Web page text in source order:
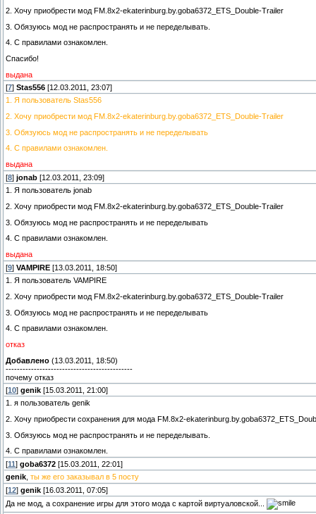
2. Хочу приобрести мод FM.8x2-ekaterinburg.by.goba6372_ETS_Double-Trailer
3. Обязуюсь мод не распространять и не переделывать.
4. C правилами ознакомлен.
Спасибо!
выдана
[7] Stas556 [12.03.2011, 23:07]
1. Я пользователь Stas556
2. Хочу приобрести мод FM.8x2-ekaterinburg.by.goba6372_ETS_Double-Trailer
3. Обязуюсь мод не распространять и не переделывать
4. С правилами ознакомлен.
выдана
[8] jonab [12.03.2011, 23:09]
1. Я пользователь jonab
2. Хочу приобрести мод FM.8x2-ekaterinburg.by.goba6372_ETS_Double-Trailer
3. Обязуюсь мод не распространять и не переделывать
4. С правилами ознакомлен.
выдана
[9] VAMPIRE [13.03.2011, 18:50]
1. Я пользователь VAMPIRE
2. Хочу приобрести мод FM.8x2-ekaterinburg.by.goba6372_ETS_Double-Trailer
3. Обязуюсь мод не распространять и не переделывать
4. С правилами ознакомлен.
отказ
Добавлено (13.03.2011, 18:50)
---------------------------------------------
почему отказ
[10] genik [15.03.2011, 21:00]
1. я пользователь genik
2. Хочу приобрести сохранения для мода FM.8x2-
3. Обязуюсь мод не распространять и не переделывать.
4. С правилами ознакомлен.
[11 ] goba6372 [15.03.2011, 22:01]
genik ты же его заказывал в 5 посту
[12] genik [16.03.2011, 07:05]
Да не мод, а сохранение игры для этого мода с картой виртуаловской...